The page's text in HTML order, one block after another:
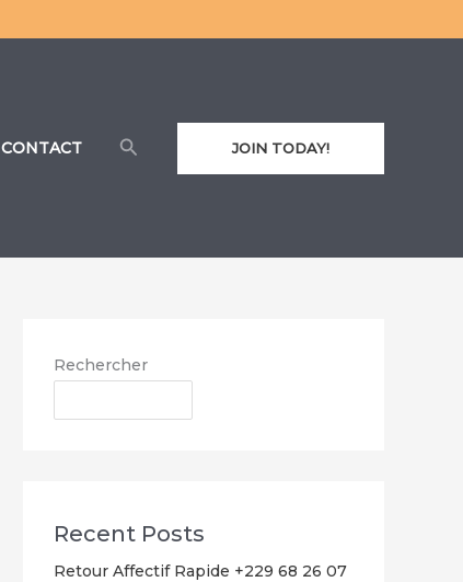
CONTACT RechercherJOIN TODAY!
Rechercher
Recent Posts
Retour Affectif Rapide +229 68 26 07